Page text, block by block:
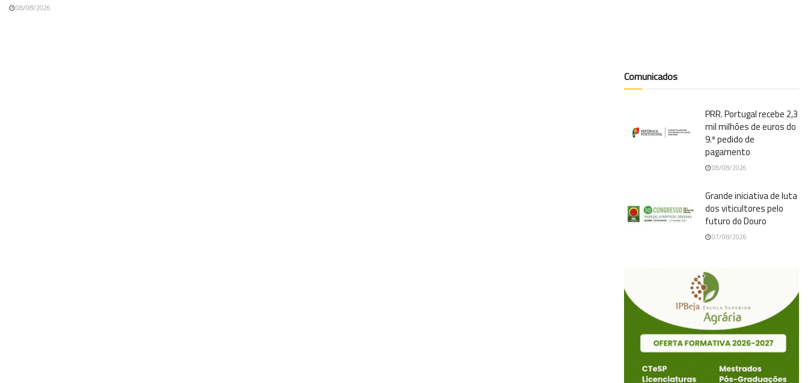
08/08/2026
Comunicados
PRR. Portugal recebe 2,3
mil milhões de euros do
9.º pedido de
pagamento
08/08/2026
Grande iniciativa de luta
dos viticultores pelo
futuro do Douro
07/08/2026